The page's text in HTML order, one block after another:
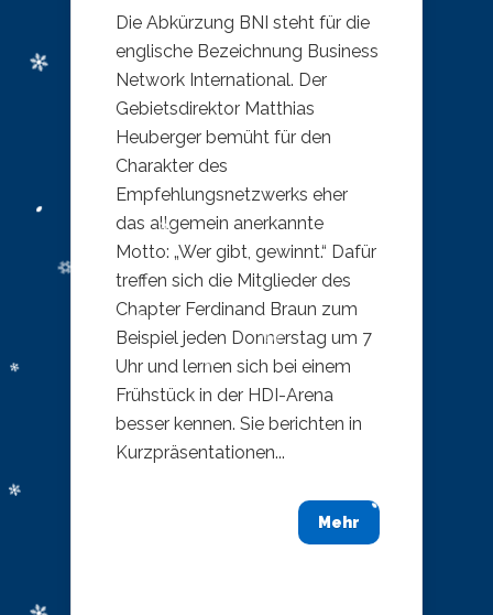
Die Abkürzung BNI steht für die
englische Bezeichnung Business
Network International. Der
Gebietsdirektor Matthias
Heuberger bemüht für den
Charakter des
Empfehlungsnetzwerks eher
das allgemein anerkannte
Motto: „Wer gibt, gewinnt.“ Dafür
treffen sich die Mitglieder des
Chapter Ferdinand Braun zum
Beispiel jeden Donnerstag um 7
Uhr und lernen sich bei einem
Frühstück in der HDI-Arena
besser kennen. Sie berichten in
Kurzpräsentationen...
Mehr